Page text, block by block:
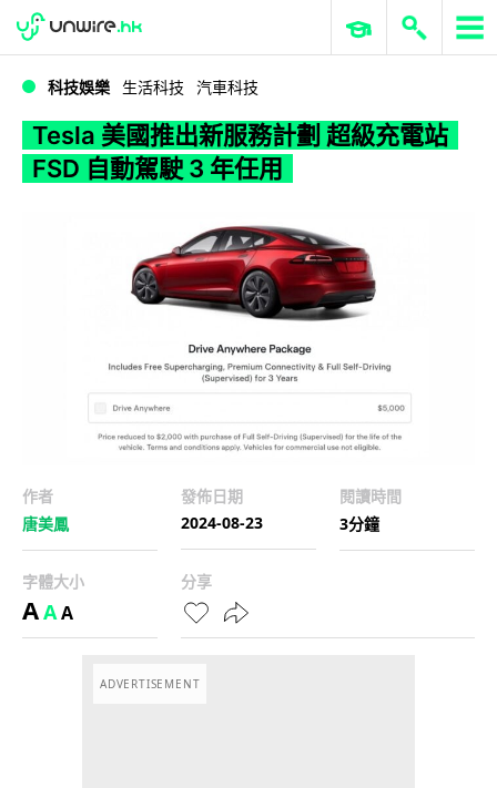
WWDC 2026 ERP 與商業 AI
科技娛樂 生活科技 汽車科技
Tesla 美國推出新服務計劃 超級充電站
FSD 自動駕駛 3 年任用
作者
唐美鳳
發佈日期
2024-08-23
閱讀時間
3分鐘
字體大小
AAA
分享
ADVERTISEMENT